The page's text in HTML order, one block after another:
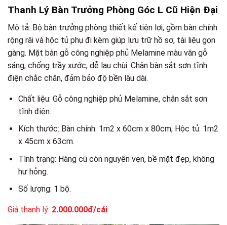
Thanh Lý Bàn Trưởng Phòng Góc L Cũ Hiện Đại
Mô tả: Bộ bàn trưởng phòng thiết kế tiện lợi, gồm bàn chính
rộng rãi và hộc tủ phụ đi kèm giúp lưu trữ hồ sơ, tài liệu gọn
gàng. Mặt bàn gỗ công nghiệp phủ Melamine màu vân gỗ
sáng, chống trầy xước, dễ lau chùi. Chân bàn sắt sơn tĩnh
điện chắc chắn, đảm bảo độ bền lâu dài.
Chất liệu: Gỗ công nghiệp phủ Melamine, chân sắt sơn
tĩnh điện.
Kích thước: Bàn chính: 1m2 x 60cm x 80cm, Hộc tủ: 1m2
x 45cm x 63cm.
Tình trạng: Hàng cũ còn nguyên vẹn, bề mặt đẹp, không
hư hỏng.
Số lượng: 1 bộ.
Giá thanh lý: 2.000.000đ/cái